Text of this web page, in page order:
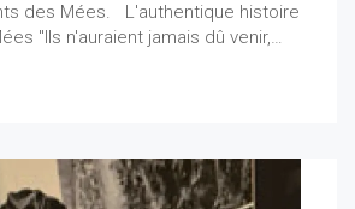
des Mées. L'authentique histoire
"Ils n'auraient jamais dû venir,…